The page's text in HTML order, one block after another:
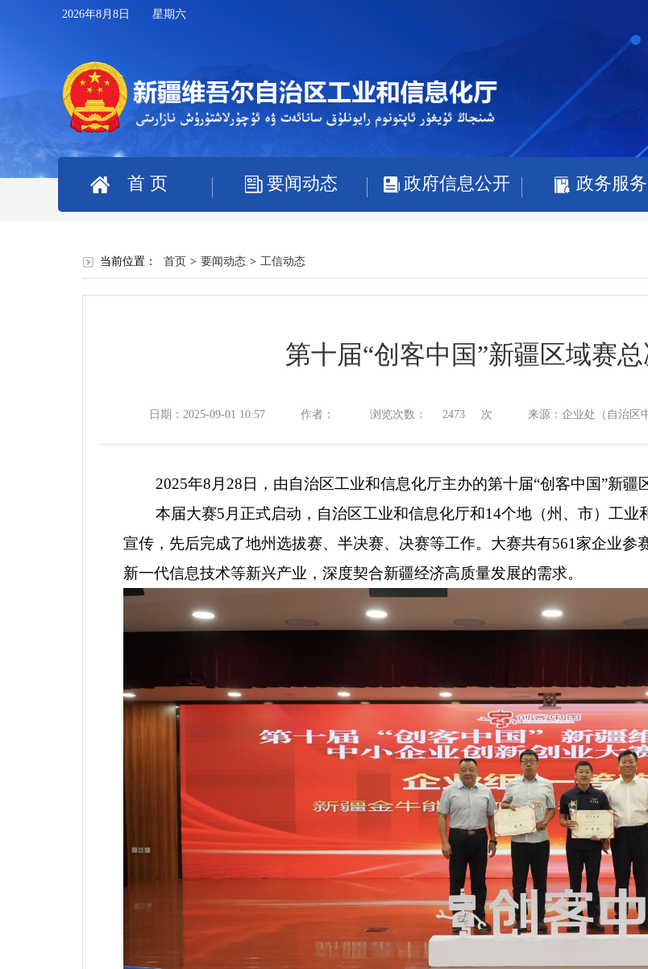
2026年8月8日 星期六
首 页 要闻动态 政府信息公开 政务服务
当前位置： 首页 > 要闻动态 > 工信动态
第十届“创客中国”新疆区域赛
日期：2025-09-01 10:57 作者： 浏览次数： 2473 次 来源：企业处（自治区
2025年8月28日，由自治区工业和信息化厅主办的第十届“创客中国”新疆
本届大赛5月正式启动， 自治区工业和信息化厅和14个地（州、市）工业
宣传， 先后完成了地州选拔赛、半决赛、决赛等工作。 大赛共有561家企业参
新一代信息技术等新兴产业，深度契合新疆经济高质量发展的需求。